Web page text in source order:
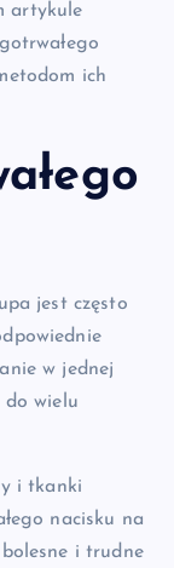
artykule
ich
jest często
w jednej
do wielu
i tkanki
nacisku na
i trudne